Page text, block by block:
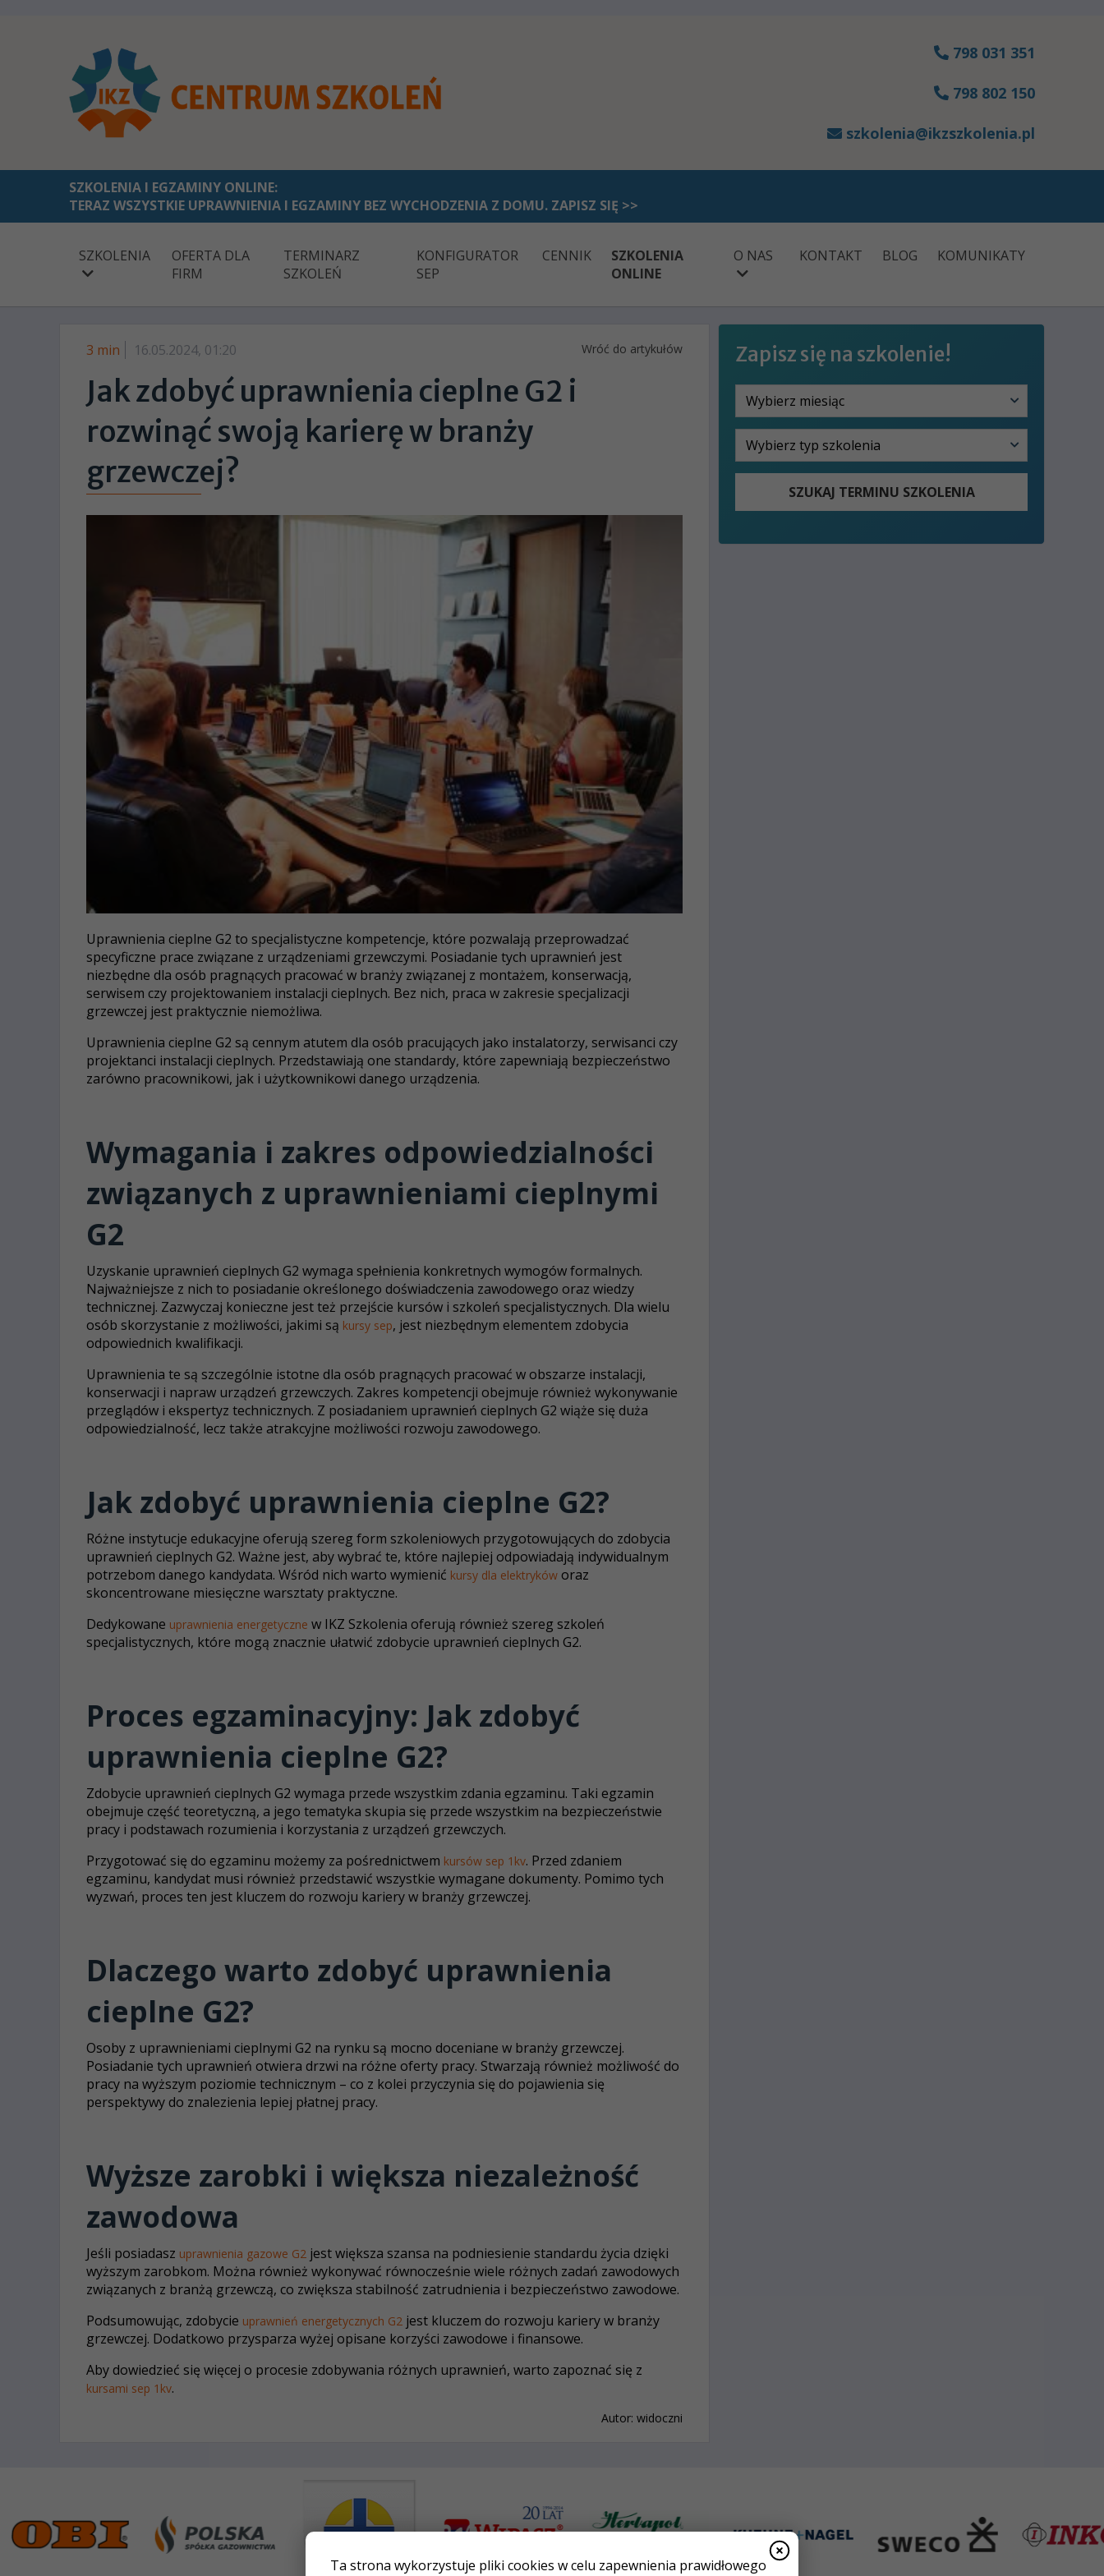
798 031 351
798 802 150
szkolenia@ikzszkolenia.pl
SZKOLENIA I EGZAMINY ONLINE:
TERAZ WSZYSTKIE UPRAWNIENIA I EGZAMINY BEZ WYCHODZENIA Z DOMU. ZAPISZ SIĘ >>
SZKOLENIA
OFERTA DLA
FIRM
TERMINARZ
SZKOLEŃ
KONFIGURATOR
SEP
CENNIK
SZKOLENIA
ONLINE
O NAS KONTAKT BLOG KOMUNIKATY
Zapisz się na szkolenie!
SZUKAJ TERMINU SZKOLENIA
3 min 16.05.2024, 01:20 Wróć do artykułów
Jak zdobyć uprawnienia cieplne G2 i
rozwinąć swoją karierę w branży
grzewczej?
Uprawnienia cieplne G2 to specjalistyczne kompetencje, które pozwalają przeprowadzać
specyficzne prace związane z urządzeniami grzewczymi. Posiadanie tych uprawnień jest
niezbędne dla osób pragnących pracować w branży związanej z montażem, konserwacją,
serwisem czy projektowaniem instalacji cieplnych. Bez nich, praca w zakresie specjalizacji
grzewczej jest praktycznie niemożliwa.
Uprawnienia cieplne G2 są cennym atutem dla osób pracujących jako instalatorzy, serwisanci czy
projektanci instalacji cieplnych. Przedstawiają one standardy, które zapewniają bezpieczeństwo
zarówno pracownikowi, jak i użytkownikowi danego urządzenia.
Wymagania i zakres odpowiedzialności
związanych z uprawnieniami cieplnymi
G2
Uzyskanie uprawnień cieplnych G2 wymaga spełnienia konkretnych wymogów formalnych.
Najważniejsze z nich to posiadanie określonego doświadczenia zawodowego oraz wiedzy
technicznej. Zazwyczaj konieczne jest też przejście kursów i szkoleń specjalistycznych. Dla wielu
osób skorzystanie z możliwości, jakimi są kursy sep, jest niezbędnym elementem zdobycia
odpowiednich kwalifikacji.
Uprawnienia te są szczególnie istotne dla osób pragnących pracować w obszarze instalacji,
konserwacji i napraw urządzeń grzewczych. Zakres kompetencji obejmuje również wykonywanie
przeglądów i ekspertyz technicznych. Z posiadaniem uprawnień cieplnych G2 wiąże się duża
odpowiedzialność, lecz także atrakcyjne możliwości rozwoju zawodowego.
Jak zdobyć uprawnienia cieplne G2?
Różne instytucje edukacyjne oferują szereg form szkoleniowych przygotowujących do zdobycia
uprawnień cieplnych G2. Ważne jest, aby wybrać te, które najlepiej odpowiadają indywidualnym
potrzebom danego kandydata. Wśród nich warto wymienić kursy dla elektryków oraz
skoncentrowane miesięczne warsztaty praktyczne.
Dedykowane uprawnienia energetyczne w IKZ Szkolenia oferują również szereg szkoleń
specjalistycznych, które mogą znacznie ułatwić zdobycie uprawnień cieplnych G2.
Proces egzaminacyjny: Jak zdobyć
uprawnienia cieplne G2?
Zdobycie uprawnień cieplnych G2 wymaga przede wszystkim zdania egzaminu. Taki egzamin
obejmuje część teoretyczną, a jego tematyka skupia się przede wszystkim na bezpieczeństwie
pracy i podstawach rozumienia i korzystania z urządzeń grzewczych.
Przygotować się do egzaminu możemy za pośrednictwem kursów sep 1kv. Przed zdaniem
egzaminu, kandydat musi również przedstawić wszystkie wymagane dokumenty. Pomimo tych
wyzwań, proces ten jest kluczem do rozwoju kariery w branży grzewczej.
Dlaczego warto zdobyć uprawnienia
cieplne G2?
Osoby z uprawnieniami cieplnymi G2 na rynku są mocno doceniane w branży grzewczej.
Posiadanie tych uprawnień otwiera drzwi na różne oferty pracy. Stwarzają również możliwość do
pracy na wyższym poziomie technicznym – co z kolei przyczynia się do pojawienia się
perspektywy do znalezienia lepiej płatnej pracy.
Wyższe zarobki i większa niezależność
zawodowa
Jeśli posiadasz uprawnienia gazowe G2 jest większa szansa na podniesienie standardu życia dzięki
wyższym zarobkom. Można również wykonywać równocześnie wiele różnych zadań zawodowych
związanych z branżą grzewczą, co zwiększa stabilność zatrudnienia i bezpieczeństwo zawodowe.
Podsumowując, zdobycie uprawnień energetycznych G2 jest kluczem do rozwoju kariery w branży
grzewczej. Dodatkowo przysparza wyżej opisane korzyści zawodowe i finansowe.
Aby dowiedzieć się więcej o procesie zdobywania różnych uprawnień, warto zapoznać się z
kursami sep 1kv.
Autor: widoczni
Ta strona wykorzystuje pliki cookies w celu zapewnienia prawidłowego